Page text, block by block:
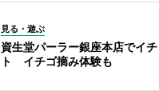
見る・遊ぶ
資生堂パーラー銀座本店でイ
ト イチゴ摘み体験も